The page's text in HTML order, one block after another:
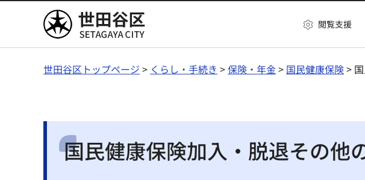
世田谷区 閲覧支援
世田谷区トップページ > くらし・手続き >保険・年金> 国民健康保険>
国民健康保険加入・脱退その他